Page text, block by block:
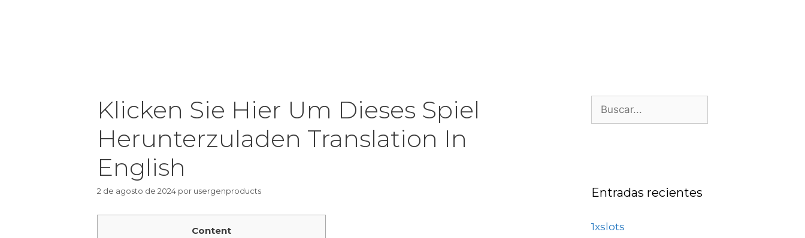
Klicken Sie Hier Um Dieses Spiel
Herunterzuladen Translation In
English
2 de agosto de 2024 por usergenproducts
Content
Entradas recientes
1xslots